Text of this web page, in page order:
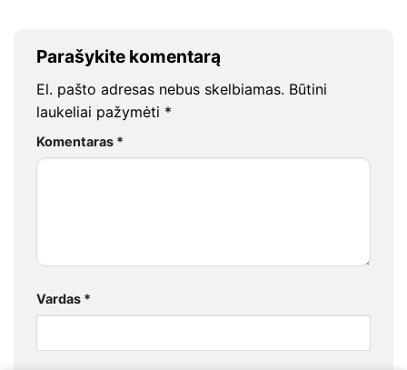
Parašykite komentarą
El. pašto adresas nebus skelbiamas. Būtini
laukeliai pažymėti *
Komentaras *
Vardas *